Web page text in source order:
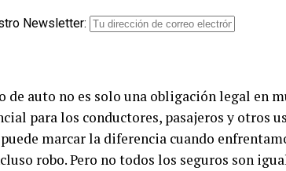
Newsletter:
de auto no es solo una obligación legal en
para los conductores, pasajeros y otros
marcar la diferencia cuando
robo. Pero no todos los seguros son